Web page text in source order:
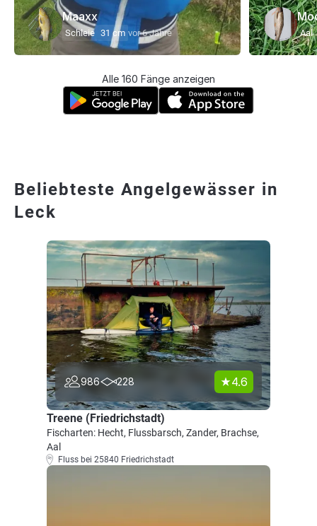
Maaxx
Schleie 31 cm vor 6 Jahre Aal
Alle 160 Fänge anzeigen
Beliebteste Angelgewässer in
Leck
986 228 4.6
Treene (Friedrichstadt)
Fischarten: Hecht, Flussbarsch, Zander, Brachse,
Aal
Fluss bei 25840 Friedrichstadt